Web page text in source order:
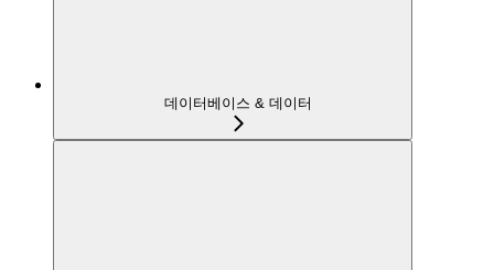
데이터베이스 & 데이터